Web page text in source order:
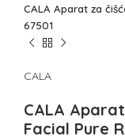
CALA Aparat za
67501
CALA
CALA
Facial Pure